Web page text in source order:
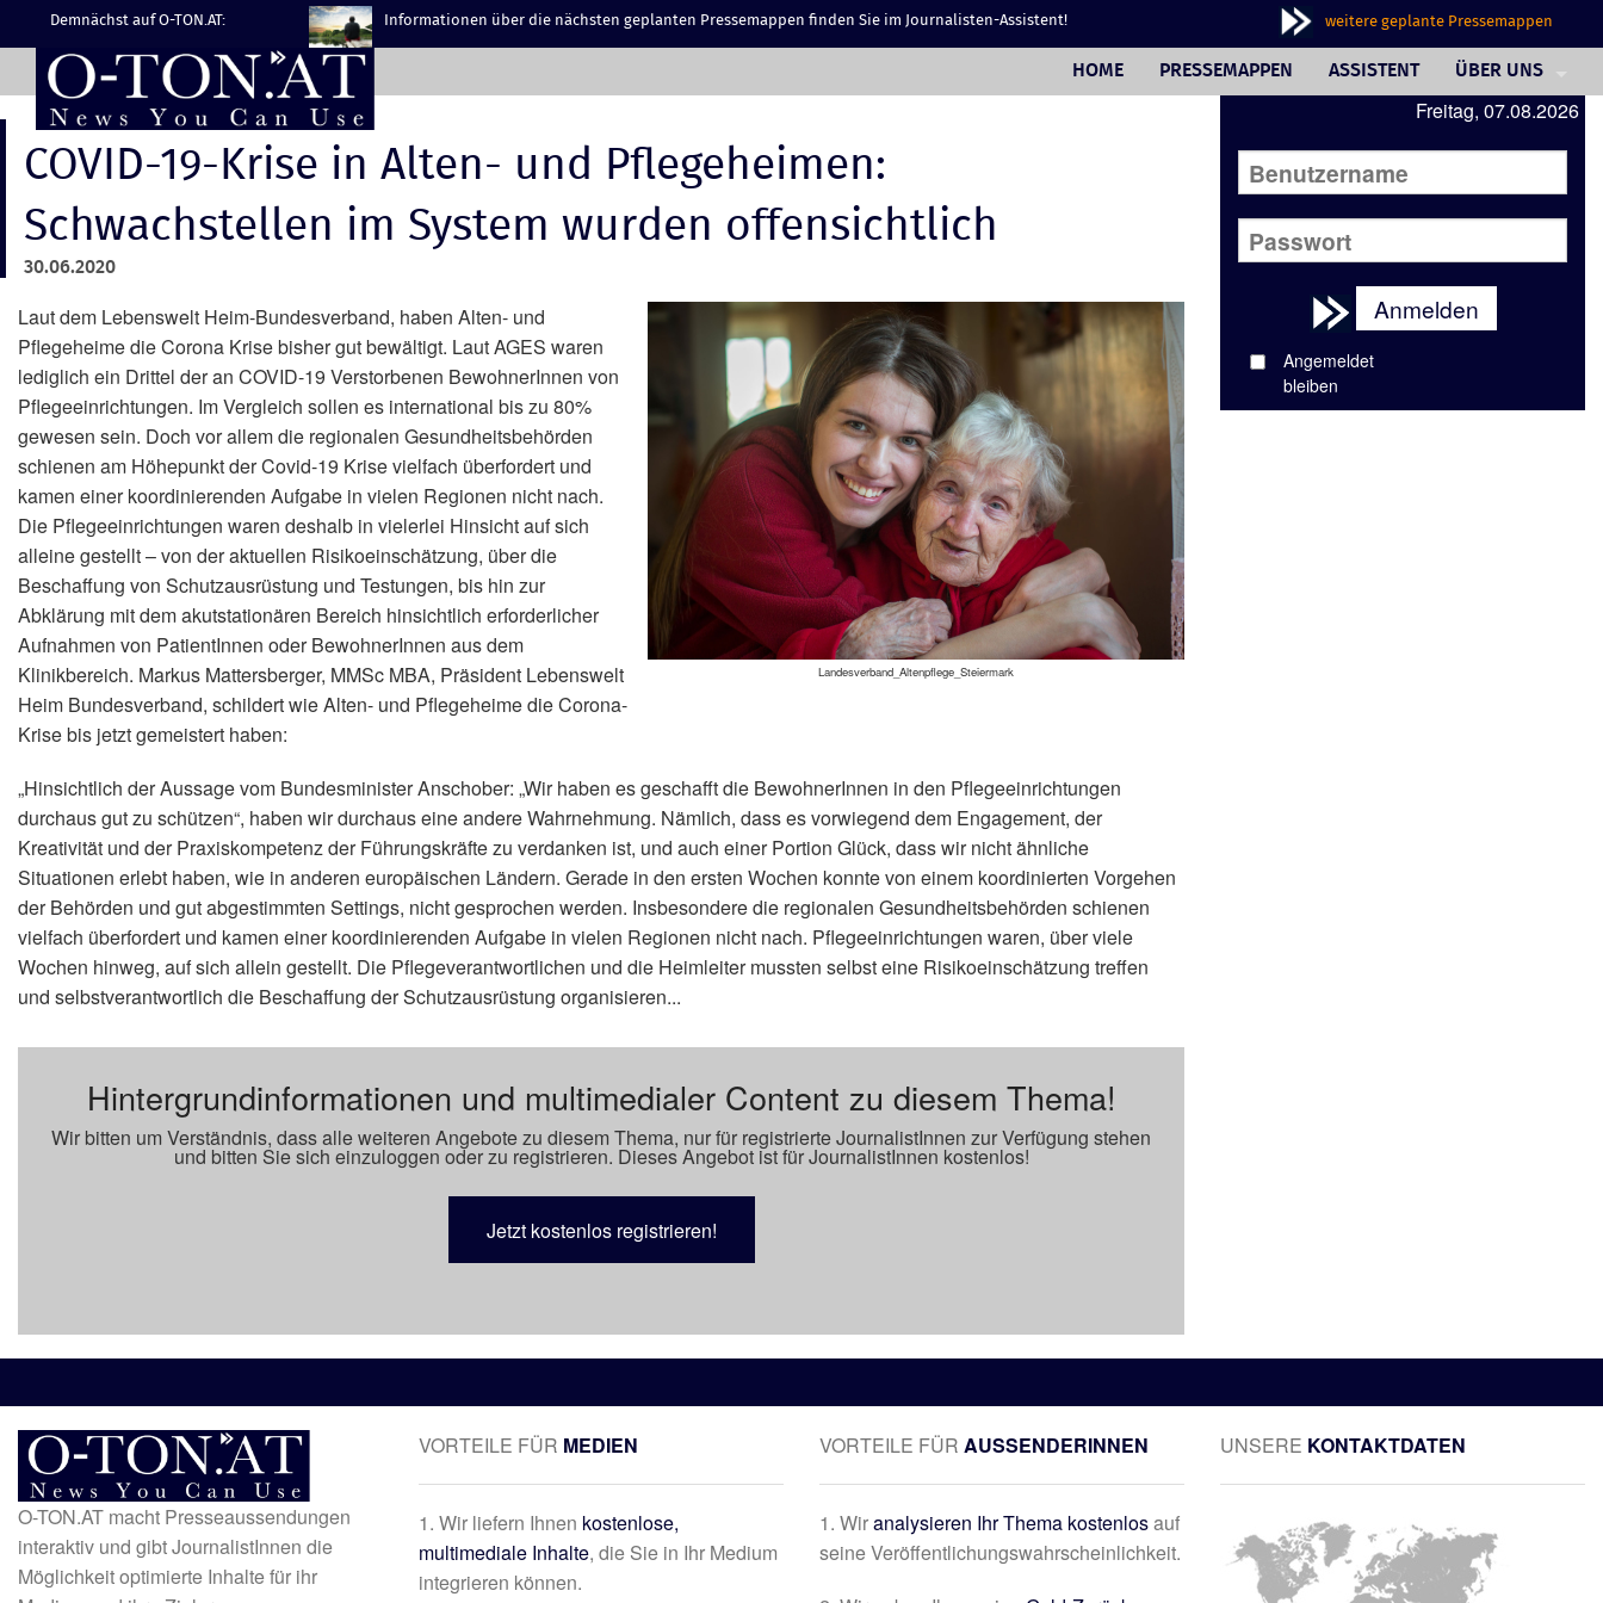
Demnächst auf O-TON.AT: Informationen über die nächsten geplanten Pressemappen finden Sie im Journalisten-Assistent! weitere geplante Pressemappen
HOME PRESSEMAPPEN ASSISTENT
ÜBER UNS
PHILOSOPHIE
WUNSCHBOX
IMPRESSUM/AGB
COVID-19-Krise in Alten- und Pflegeheimen:
Schwachstellen im System wurden offensichtlich
30.06.2020
Landesverband_Altenpflege_Steiermark
Laut dem Lebenswelt Heim-Bundesverband, haben Alten- und
Pflegeheime die Corona Krise bisher gut bewältigt. Laut AGES waren
lediglich ein Drittel der an COVID-19 Verstorbenen BewohnerInnen von
Pflegeeinrichtungen. Im Vergleich sollen es international bis zu 80%
gewesen sein. Doch vor allem die regionalen Gesundheitsbehörden
schienen am Höhepunkt der Covid-19 Krise vielfach überfordert und
kamen einer koordinierenden Aufgabe in vielen Regionen nicht nach.
Die Pflegeeinrichtungen waren deshalb in vielerlei Hinsicht auf sich
alleine gestellt – von der aktuellen Risikoeinschätzung, über die
Beschaffung von Schutzausrüstung und Testungen, bis hin zur
Abklärung mit dem akutstationären Bereich hinsichtlich erforderlicher
Aufnahmen von PatientInnen oder BewohnerInnen aus dem
Klinikbereich. Markus Mattersberger, MMSc MBA, Präsident Lebenswelt
Heim Bundesverband, schildert wie Alten- und Pflegeheime die Corona-
Krise bis jetzt gemeistert haben:
„Hinsichtlich der Aussage vom Bundesminister Anschober: „Wir haben es geschafft die BewohnerInnen in den Pflegeeinrichtungen
durchaus gut zu schützen“, haben wir durchaus eine andere Wahrnehmung. Nämlich, dass es vorwiegend dem Engagement, der
Kreativität und der Praxiskompetenz der Führungskräfte zu verdanken ist, und auch einer Portion Glück, dass wir nicht ähnliche
Situationen erlebt haben, wie in anderen europäischen Ländern. Gerade in den ersten Wochen konnte von einem koordinierten Vorgehen
der Behörden und gut abgestimmten Settings, nicht gesprochen werden. Insbesondere die regionalen Gesundheitsbehörden schienen
vielfach überfordert und kamen einer koordinierenden Aufgabe in vielen Regionen nicht nach. Pflegeeinrichtungen waren, über viele
Wochen hinweg, auf sich allein gestellt. Die Pflegeverantwortlichen und die Heimleiter mussten selbst eine Risikoeinschätzung treffen
und selbstverantwortlich die Beschaffung der Schutzausrüstung organisieren...
Hintergrundinformationen und multimedialer Content zu diesem Thema!
Wir bitten um Verständnis, dass alle weiteren Angebote zu diesem Thema, nur für registrierte JournalistInnen zur Verfügung stehen
und bitten Sie sich einzuloggen oder zu registrieren. Dieses Angebot ist für JournalistInnen kostenlos!
Jetzt kostenlos registrieren!
Freitag, 07.08.2026
Anmelden
Angemeldet
bleiben
O-TON.AT macht Presseaussendungen
interaktiv und gibt JournalistInnen die
Möglichkeit optimierte Inhalte für ihr
VORTEILE FÜR MEDIEN
1. Wir liefern Ihnen kostenlose,
multimediale Inhalte, die Sie in Ihr Medium
integrieren können.
VORTEILE FÜR AUSSENDERINNEN
1. Wiranalysieren Ihr Thema kostenlosauf
seine Veröffentlichungswahrscheinlichkeit.
UNSERE KONTAKTDATEN